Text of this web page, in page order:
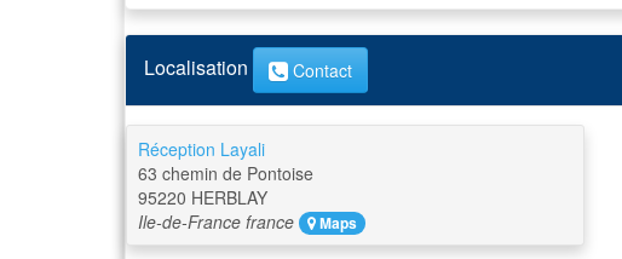
Localisation Contact
Réception Layali
63 chemin de Pontoise
95220 HERBLAY
Ile-de-France france Maps